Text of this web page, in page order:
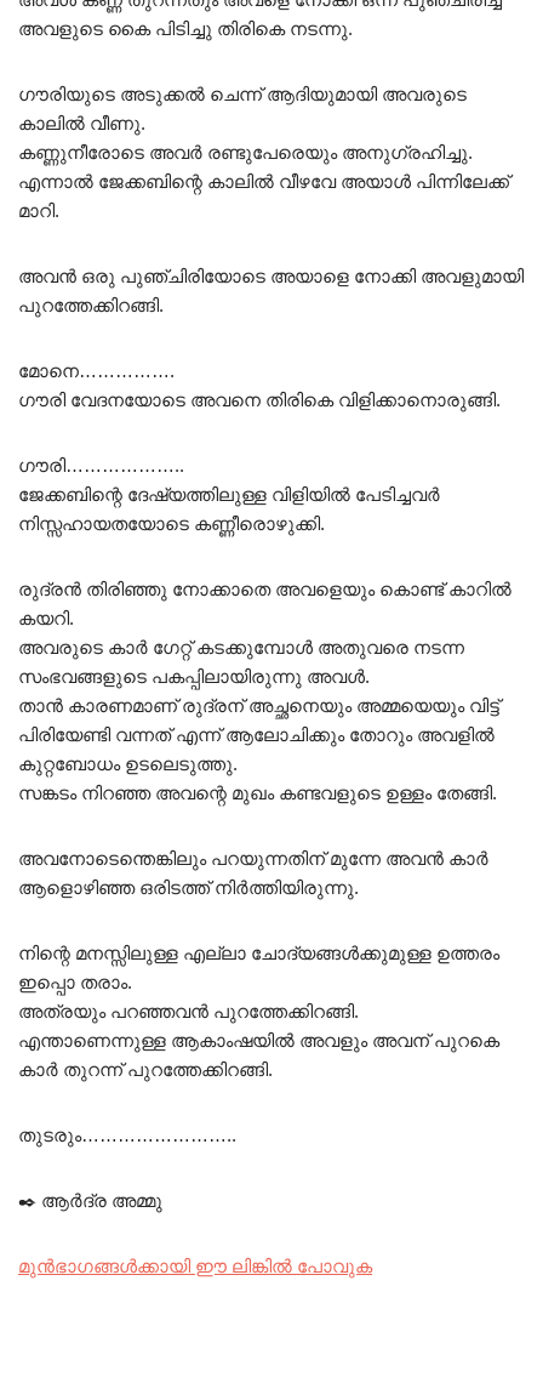
അവളുടെ കൈ പിടിച്ചു തിരികെ നടന്നു.
ഗൗരിയുടെ അടുക്കൽ ചെന്ന് ആദിയുമായി അവരുടെ
കാലിൽ വീണു.
കണ്ണുനീരോടെ അവർ രണ്ടുപേരെയും അനുഗ്രഹിച്ചു.
എന്നാൽ ജേക്കബിന്റെ കാലിൽ വീഴവേ അയാൾ പിന്നിലേക്ക്
മാറി.
അവൻ ഒരു പുഞ്ചിരിയോടെ അയാളെ നോക്കി അവളുമായി
പുറത്തേക്കിറങ്ങി.
മോനെ…………….
ഗൗരി വേദനയോടെ അവനെ തിരികെ വിളിക്കാനൊരുങ്ങി.
ഗൗരി………………..
ജേക്കബിന്റെ ദേഷ്യത്തിലുള്ള വിളിയിൽ പേടിച്ചവർ
നിസ്സഹായതയോടെ കണ്ണീരൊഴുക്കി.
രുദ്രൻ തിരിഞ്ഞു നോക്കാതെ അവളെയും കൊണ്ട് കാറിൽ
കയറി.
അവരുടെ കാർ ഗേറ്റ് കടക്കുമ്പോൾ അതുവരെ നടന്ന
സംഭവങ്ങളുടെ പകപ്പിലായിരുന്നു അവൾ.
താൻ കാരണമാണ് രുദ്രന് അച്ഛനെയും അമ്മയെയും വിട്ട്
പിരിയേണ്ടി വന്നത് എന്ന് ആലോചിക്കും തോറും അവളിൽ
കുറ്റബോധം ഉടലെടുത്തു.
സങ്കടം നിറഞ്ഞ അവന്റെ മുഖം കണ്ടവളുടെ ഉള്ളം തേങ്ങി.
അവനോടെന്തെങ്കിലും പറയുന്നതിന് മുന്നേ അവൻ കാർ
ആളൊഴിഞ്ഞ ഒരിടത്ത് നിർത്തിയിരുന്നു.
നിന്റെ മനസ്സിലുള്ള എല്ലാ ചോദ്യങ്ങൾക്കുമുള്ള ഉത്തരം
ഇപ്പൊ തരാം.
അത്രയും പറഞ്ഞവൻ പുറത്തേക്കിറങ്ങി.
എന്താണെന്നുള്ള ആകാംഷയിൽ അവളും അവന് പുറകെ
കാർ തുറന്ന് പുറത്തേക്കിറങ്ങി.
തുടരും……………………..
✒️ ആർദ്ര അമ്മു
മുൻഭാഗങ്ങൾക്കായി ഈ ലിങ്കിൽ പോവുക